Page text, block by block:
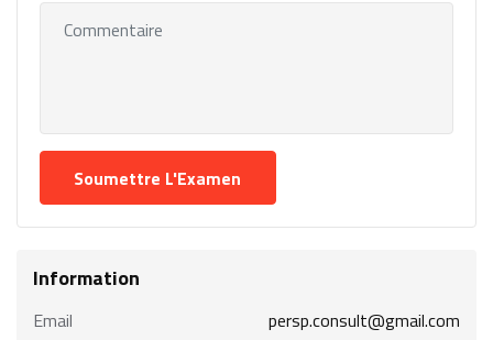
Information
Email persp.consult@gmail.com